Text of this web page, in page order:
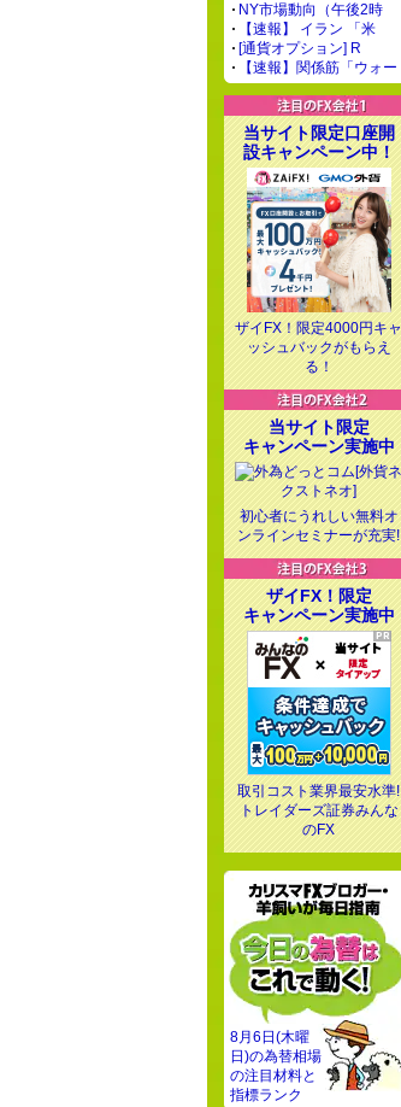
NY市場動向（午後2時
【速報】 イラン 「米
[通貨オプション] R
【速報】関係筋「ウォー
当サイト限定口座開
設キャンペーン中！
ザイFX！限定4000円キャ
ッシュバックがもらえ
る！
当サイト限定
キャンペーン実施中
初心者にうれしい無料オ
ンラインセミナーが充実!
ザイFX！限定
キャンペーン実施中
取引コスト業界最安水準!
トレイダーズ証券みんな
のFX
8月6日(木曜
日)の為替相場
の注目材料と
指標ランク